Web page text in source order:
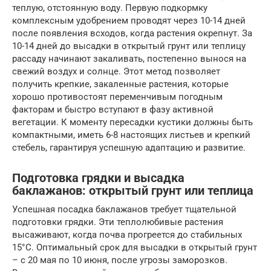
теплую, отстоянную воду. Первую подкормку
комплексным удобрением проводят через 10-14 дней
после появления всходов, когда растения окрепнут. За
10-14 дней до высадки в открытый грунт или теплицу
рассаду начинают закаливать, постепенно вынося на
свежий воздух и солнце. Этот метод позволяет
получить крепкие, закаленные растения, которые
хорошо противостоят переменчивым погодным
факторам и быстро вступают в фазу активной
вегетации. К моменту пересадки кустики должны быть
компактными, иметь 6-8 настоящих листьев и крепкий
стебель, гарантируя успешную адаптацию и развитие.
Подготовка грядки и высадка
баклажанов: открытый грунт или теплица
Успешная посадка баклажанов требует тщательной
подготовки грядки. Эти теплолюбивые растения
высаживают, когда почва прогреется до стабильных
15°C. Оптимальный срок для высадки в открытый грунт
– с 20 мая по 10 июня, после угрозы заморозков.